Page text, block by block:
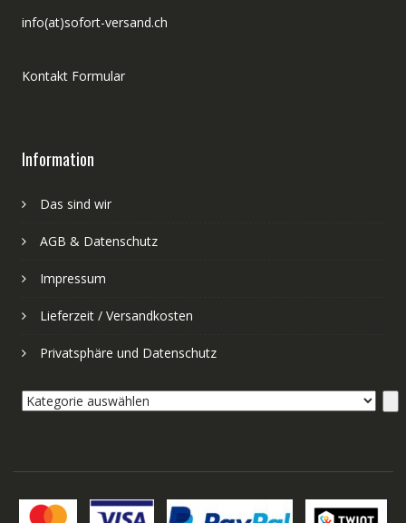
info(at)sofort-versand.ch
Kontakt Formular
Information
Das sind wir
AGB & Datenschutz
Impressum
Lieferzeit / Versandkosten
Privatsphäre und Datenschutz
Kategorie